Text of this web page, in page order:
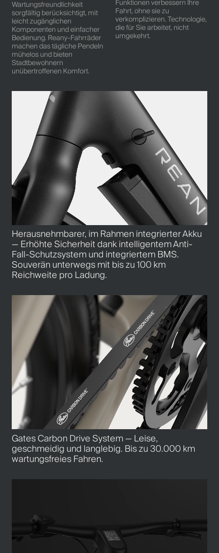
Wartungsfreundlichkeit
sorgfältig berücksichtigt, mit
leicht zugänglichen
Komponenten und einfacher
Bedienung. Reany-Fahrräder
machen das tägliche Pendeln
mühelos und bieten
Stadtbewohnern
unübertroffenen Komfort.
Funktionen verbessern Ihre
Fahrt, ohne sie zu
verkomplizieren. Technologie,
die für Sie arbeitet, nicht
umgekehrt.
Herausnehmbarer, im Rahmen integrierter Akku
— Erhöhte Sicherheit dank intelligentem Anti-
Fall-Schutzsystem und integriertem BMS.
Souverän unterwegs mit bis zu 100 km
Reichweite pro Ladung.
Gates Carbon Drive System — Leise,
geschmeidig und langlebig. Bis zu 30.000 km
wartungsfreies Fahren.